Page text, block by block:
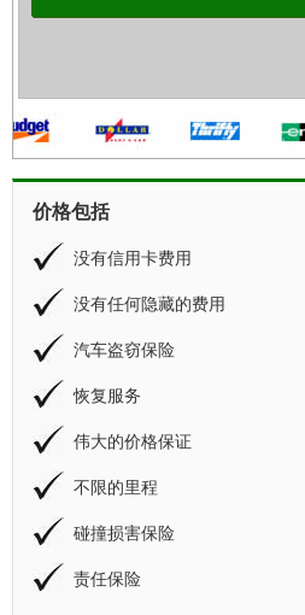
价格包括
没有信用卡费用
没有任何隐藏的费用
汽车盗窃保险
恢复服务
伟大的价格保证
不限的里程
碰撞损害保险
责任保险